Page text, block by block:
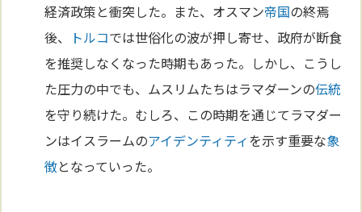
経済政策と衝突した。また、オスマン帝国の終焉
後、
トルコでは世俗化の波が押し寄せ、政府が断食
を推奨しなくなった時期もあった。しかし、こうし
た圧力の中でも、ムスリムたちはラマダーンの伝統
を守り続けた。むしろ、この時期を通じてラマダー
ンはイスラームのアイデンティティを示す重要な象
徴となっていった。